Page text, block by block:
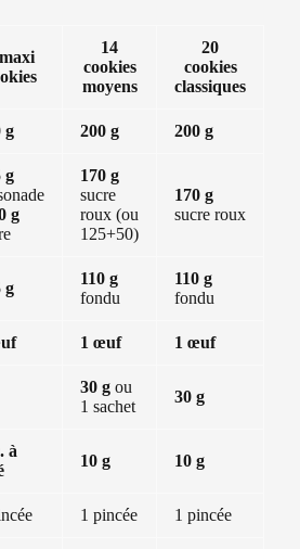
14
cookies
moyens
20
cookies
classiques
g 200 g 200 g
g
g
170 g
sucre
roux (ou
125+50)
170 g
sucre roux
g
110 g
fondu
110 g
fondu
1 œuf 1 œuf
30 g ou
1 sachet
30 g
à
10 g 10 g
1 pincée 1 pincée